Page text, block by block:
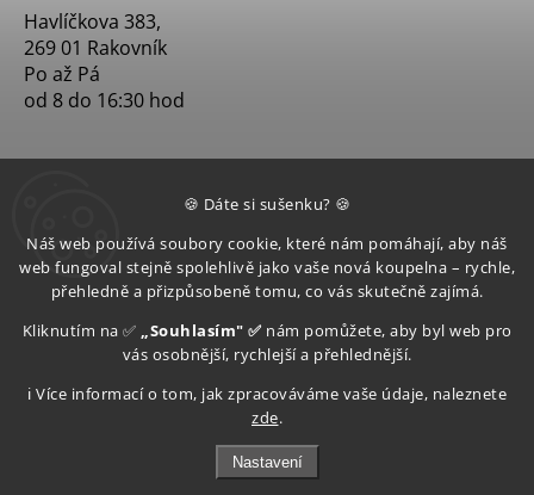
🍪 Dáte si sušenku? 🍪
Náš web používá soubory cookie, které nám pomáhají, aby náš
web fungoval stejně spolehlivě jako vaše nová koupelna – rychle,
přehledně a přizpůsobeně tomu, co vás skutečně zajímá.
Kliknutím na ✅ „Souhlasím" ✅ nám pomůžete, aby byl web pro
vás osobnější, rychlejší a přehlednější.
ℹ️ Více informací o tom, jak zpracováváme vaše údaje, naleznete
zde.
Nastavení
Havlíčkova 383,
269 01 Rakovník
Po až Pá
od 8 do 16:30 hod